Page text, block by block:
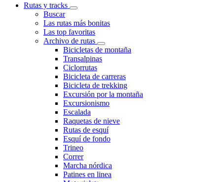
Rutas y tracks
Buscar
Las rutas más bonitas
Las top favoritas
Archivo de rutas
Bicicletas de montaña
Transalpinas
Ciclorrutas
Bicicleta de carreras
Bicicleta de trekking
Excursión por la montaña
Excursionismo
Escalada
Raquetas de nieve
Rutas de esquí
Esquí de fondo
Trineo
Correr
Marcha nórdica
Patines en linea